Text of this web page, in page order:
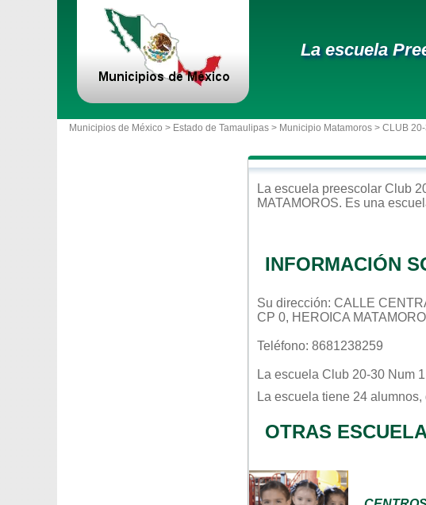
La escuela
Municipios de México > Estado de Tamaulipas > Municipio Matamoros > CLUB
La escuela preescolar Club
MATAMOROS. Es una
INFORMACIÓN
Su dirección: CALLE
CP 0, HEROICA
Teléfono: 8681238259
La escuela Club 20-30 Num 1
La escuela tiene 24
OTRAS